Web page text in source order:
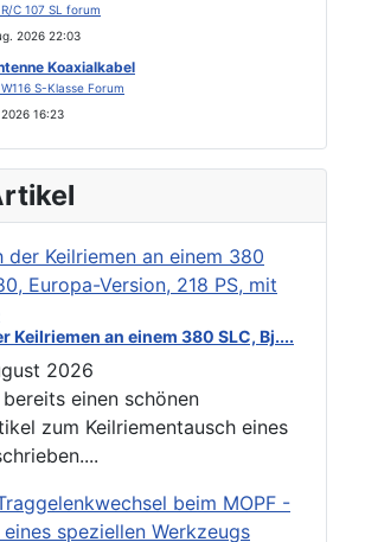
C 107 SL forum
2026 22:03
Koaxialkabel
S-Klasse Forum
16:23
Keilriemen an einem 380 SLC, Bj....
2026
einen schönen
zum Keilriementausch eines